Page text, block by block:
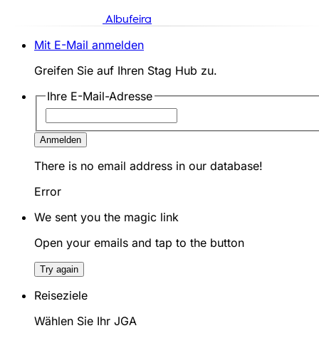
Albufeira
Mit E-Mail anmelden
Greifen Sie auf Ihren Stag Hub zu.
Ihre E-Mail-Adresse
Anmelden
There is no email address in our database!
Error
We sent you the magic link
Open your emails and tap to the button
Try again
Reiseziele
Wählen Sie Ihr JGA